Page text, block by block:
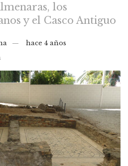
los
y el Casco Antiguo
hace 4 años